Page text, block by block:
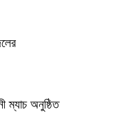
ম্যাচ অনুষ্ঠিত